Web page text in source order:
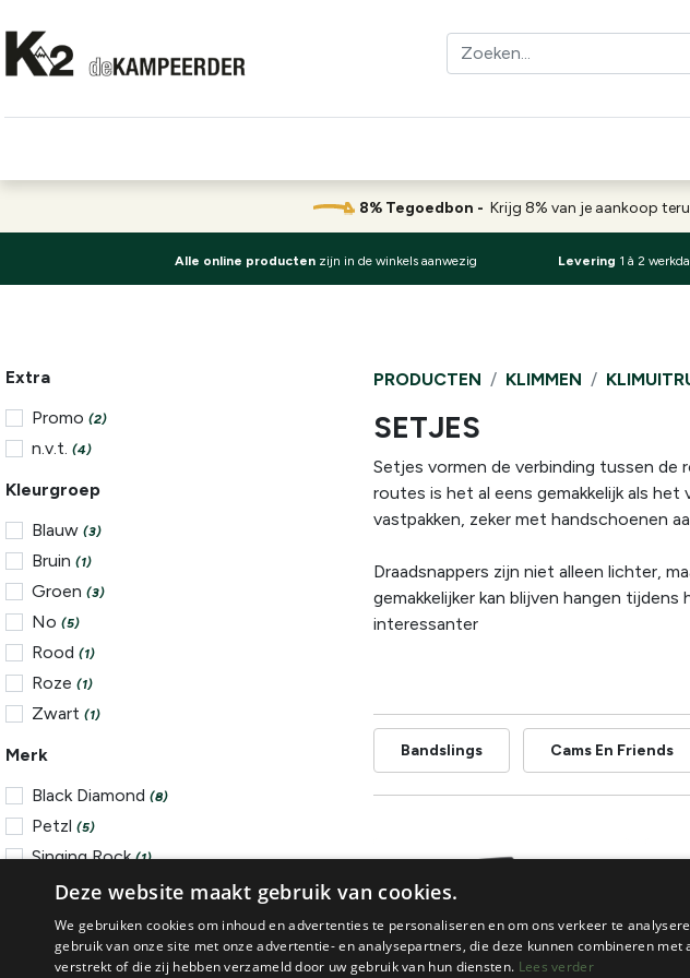
8% Tegoedbon - Krijg 8% van je aankoop
Alle online producten zijn in de winkels aanwezig Levering 1 à 2
Extra
Promo (2)
n.v.t. (4)
Kleurgroep
Blauw (3)
Bruin (1)
Groen (3)
No (5)
Rood (1)
Roze (1)
Zwart (1)
Merk
Black Diamond (8)
Petzl (5)
Singing Rock (1)
WildCountry (1)
Prijsklasse
PRODUCTEN KLIMMEN
SETJES
Setjes vormen de verbinding tussen de
routes is het al eens gemakkelijk als
vastpakken, zeker met handschoenen
Draadsnappers zijn niet alleen lichter,
gemakkelijker kan blijven hangen
interessanter
Bandslings Cams En Friends
Deze website maakt gebruik van cookies.
We gebruiken cookies om inhoud en advertenties te personaliseren en om ons verkeer te
gebruik van onze site met onze advertentie- en analysepartners, die deze kunnen combineren
verstrekt of die zij hebben verzameld door uw gebruik van hun diensten. Lees verder